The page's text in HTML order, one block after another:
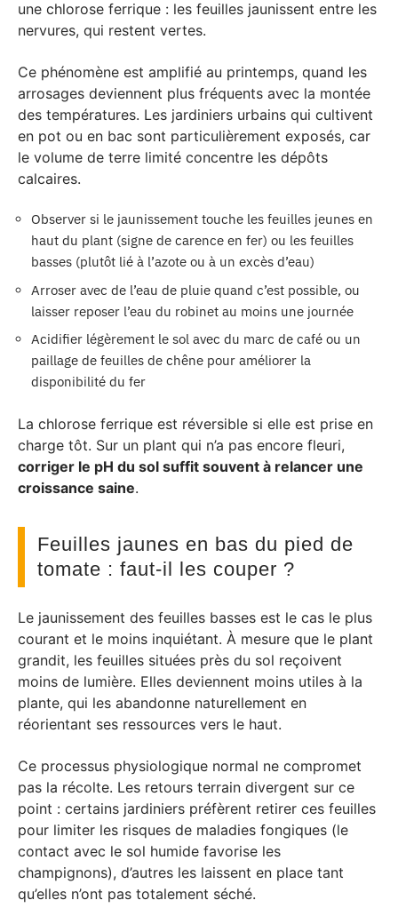
une chlorose ferrique : les feuilles jaunissent entre les
nervures, qui restent vertes.
Ce phénomène est amplifié au printemps, quand les
arrosages deviennent plus fréquents avec la montée
des températures. Les jardiniers urbains qui cultivent
en pot ou en bac sont particulièrement exposés, car
le volume de terre limité concentre les dépôts
calcaires.
Observer si le jaunissement touche les feuilles jeunes en
haut du plant (signe de carence en fer) ou les feuilles
basses (plutôt lié à l’azote ou à un excès d’eau)
Arroser avec de l’eau de pluie quand c’est possible, ou
laisser reposer l’eau du robinet au moins une journée
Acidifier légèrement le sol avec du marc de café ou un
paillage de feuilles de chêne pour améliorer la
disponibilité du fer
La chlorose ferrique est réversible si elle est prise en
charge tôt. Sur un plant qui n’a pas encore fleuri,
corriger le pH du sol suffit souvent à relancer une
croissance saine.
Feuilles jaunes en bas du pied de
tomate : faut-il les couper ?
Le jaunissement des feuilles basses est le cas le plus
courant et le moins inquiétant. À mesure que le plant
grandit, les feuilles situées près du sol reçoivent
moins de lumière. Elles deviennent moins utiles à la
plante, qui les abandonne naturellement en
réorientant ses ressources vers le haut.
Ce processus physiologique normal ne compromet
pas la récolte. Les retours terrain divergent sur ce
point : certains jardiniers préfèrent retirer ces feuilles
pour limiter les risques de maladies fongiques (le
contact avec le sol humide favorise les
champignons), d’autres les laissent en place tant
qu’elles n’ont pas totalement séché.